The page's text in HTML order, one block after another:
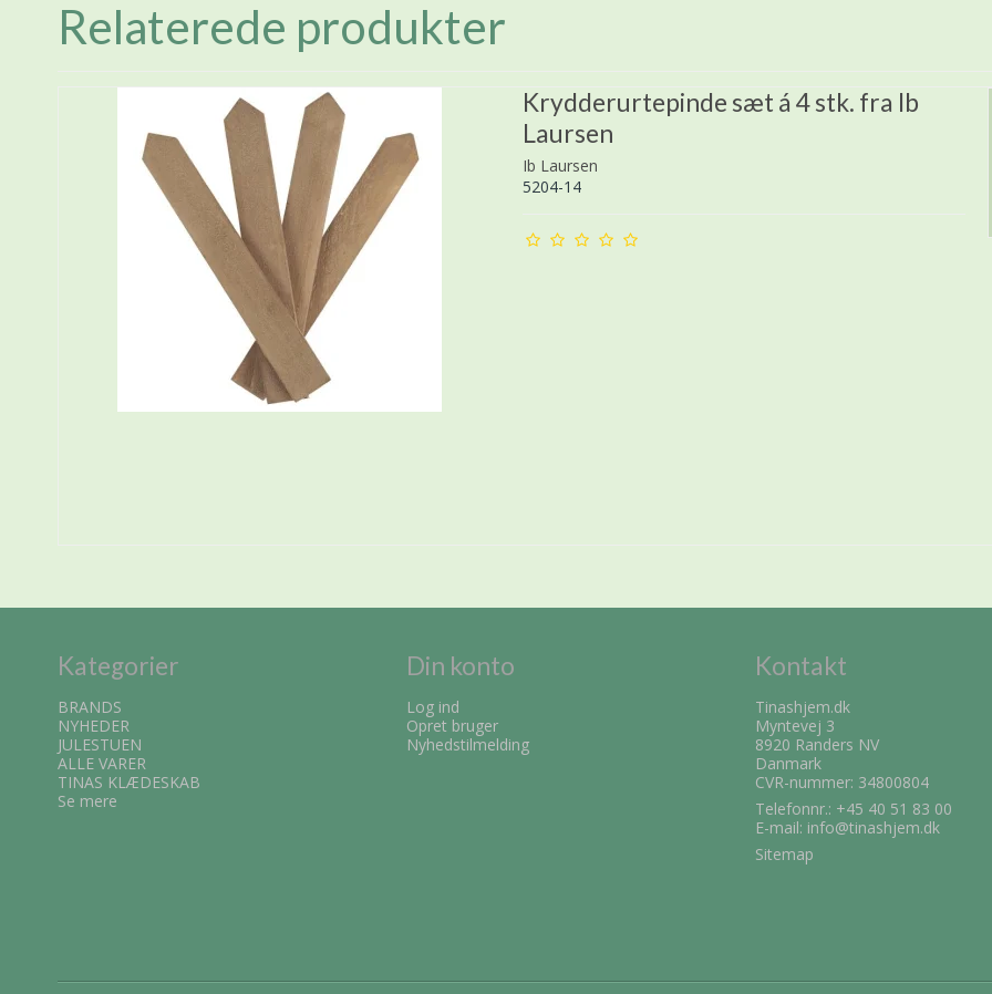
Relaterede produkter
Krydderurtepinde sæt á 4 stk. fra Ib
Laursen
Ib Laursen
5204-14
Kategorier
BRANDS
NYHEDER
JULESTUEN
ALLE VARER
TINAS KLÆDESKAB
Se mere
Din konto
Log ind
Opret bruger
Nyhedstilmelding
Kontakt
Tinashjem.dk
Myntevej 3
8920 Randers NV
Danmark
CVR-nummer: 34800804
Telefonnr.: +45 40 51 83 00
E-mail: info@tinashjem.dk
Sitemap